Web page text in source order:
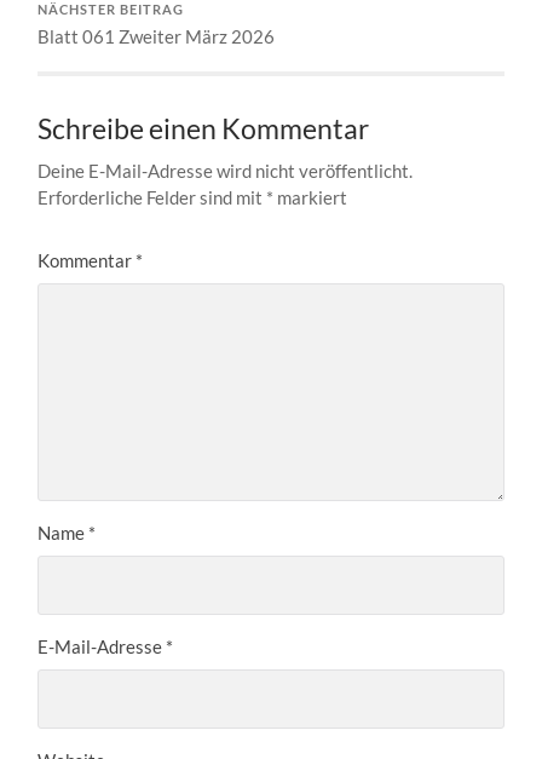
NÄCHSTER BEITRAG
Blatt 061 Zweiter März 2026
Schreibe einen Kommentar
Deine E-Mail-Adresse wird nicht veröffentlicht.
Erforderliche Felder sind mit * markiert
Kommentar *
Name *
E-Mail-Adresse *